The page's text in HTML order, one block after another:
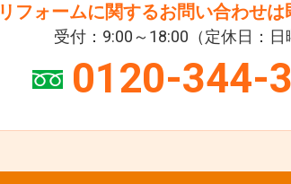
リフォームに関するお問い合わせは
受付：9:00～18:00（定休日：日
0120-344-